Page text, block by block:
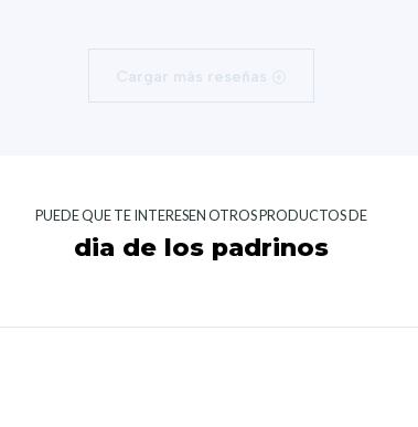
Cargar más reseñas
PUEDE QUE TE INTERESEN OTROS PRODUCTOS DE
dia de los padrinos